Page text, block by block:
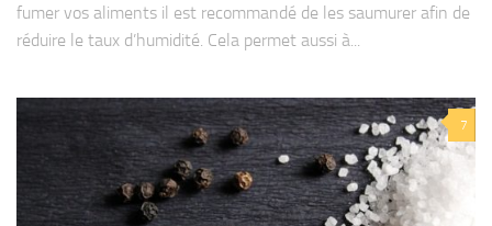
fumer vos aliments il est recommandé de les saumurer afin de
réduire le taux d’humidité. Cela permet aussi à...
7